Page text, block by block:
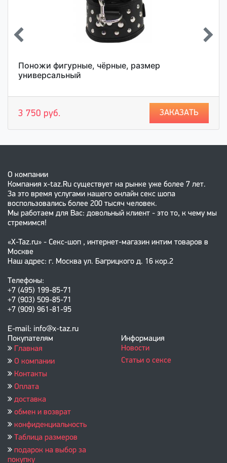
Поножи фигурные, чёрные, размер
универсальный
3 750 руб. ЗАКАЗАТЬ
О компании
Компания x-taz.Ru существует на рынке уже более 7 лет.
За это время услугами нашего онлайн секс шопа
воспользовались более 200 тысяч человек.
Мы работаем для Вас: довольный клиент - это то, к чему мы
стремимся!
«X-Taz.ru» - Секс-шоп , интернет-магазин интим товаров в
Москве
Наш адрес: г. Москва ул. Багрицкого д. 16 кор.2
Телефоны:
+7 (495) 199-85-71
+7 (903) 509-85-71
+7 (909) 961-81-95
E-mail: info@x-taz.ru
Покупателям
Главная
О компании
Контакты
Оплата
доставка
обмен и возврат
конфиденциальность
Таблица размеров
подарок на выбор за
покупку
Информация
Новости
Статьи о сексе